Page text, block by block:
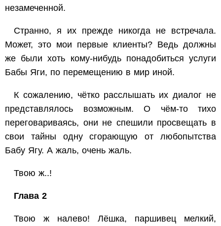
незамеченной.
Странно, я их прежде никогда не встречала.
Может, это мои первые клиенты? Ведь должны
же были хоть кому-нибудь понадобиться услуги
Бабы Яги, по перемещению в мир иной.
К сожалению, чётко расслышать их диалог не
представлялось возможным. О чём-то тихо
переговариваясь, они не спешили просвещать в
свои тайны одну сгорающую от любопытства
Бабу Ягу. А жаль, очень жаль.
Твою ж..!
Глава 2
Твою ж налево! Лёшка, паршивец мелкий,